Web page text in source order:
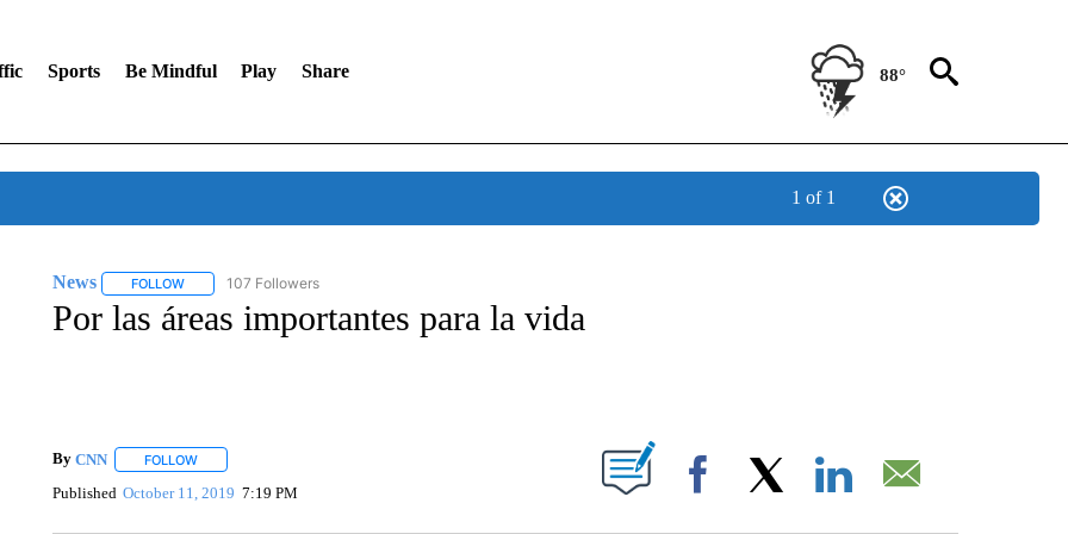
Sports Be Mindful Play Share 88°
1 of 1
News FOLLOWFOLLOW "NEWS" TO RECEIVE NOTIFICATIONS ABOUT NEW PAGES ON "NEWS".
107 Followers
Por las áreas importantes para la vida
By CNN FOLLOWFOLLOW "" TO RECEIVE NOTIFICATIONS ABOUT NEW PAGES ON "".
Published October 11, 2019 7:19 PM Facebook